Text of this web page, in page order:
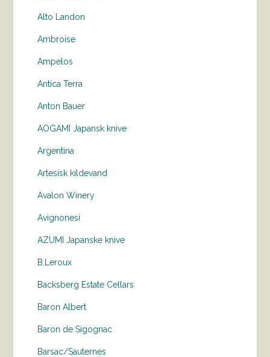
Alto Landon
Ambroise
Ampelos
Antica Terra
Anton Bauer
AOGAMI Japansk knive
Argentina
Artesisk kildevand
Avalon Winery
Avignonesi
AZUMI Japanske knive
B.Leroux
Backsberg Estate Cellars
Baron Albert
Baron de Sigognac
Barsac/Sauternes